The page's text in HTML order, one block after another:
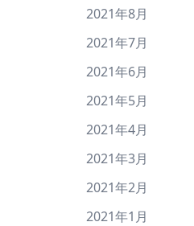
2021年8月
2021年7月
2021年6月
2021年5月
2021年4月
2021年3月
2021年2月
2021年1月